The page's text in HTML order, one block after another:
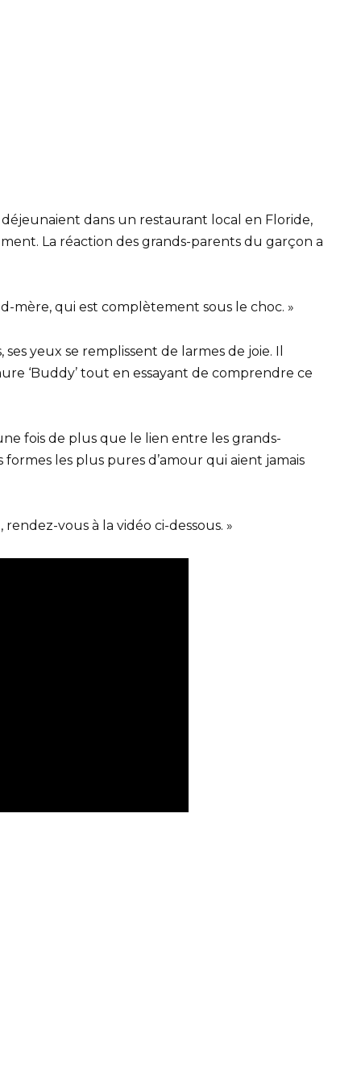
dans un restaurant local en Floride,
La réaction des grands-parents du garçon a
mère, qui est complètement sous le choc. »
yeux se remplissent de larmes de joie. Il
‘Buddy’ tout en essayant de comprendre ce
fois de plus que le lien entre les grands-
les plus pures d’amour qui aient jamais
vous à la vidéo ci-dessous. »